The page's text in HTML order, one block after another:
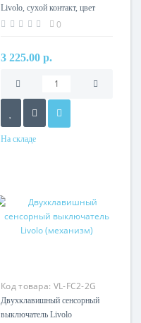
Livolo, сухой контакт, цвет
серый (механизм)
0
3 225.00 р.
На складе
Код товара: VL-FC2-2G
Двухклавишный сенсорный
выключатель Livolo